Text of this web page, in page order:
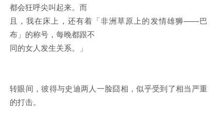
都会狂呼尖叫起来。而
且，我在床上，还有着「非洲草原上的发情雄狮——巴
布」的称号，每晚都跟不
同的女人发生关系。」
转眼间，彼得与史迪两人一脸囧相，似乎受到了相当严重
的打击。